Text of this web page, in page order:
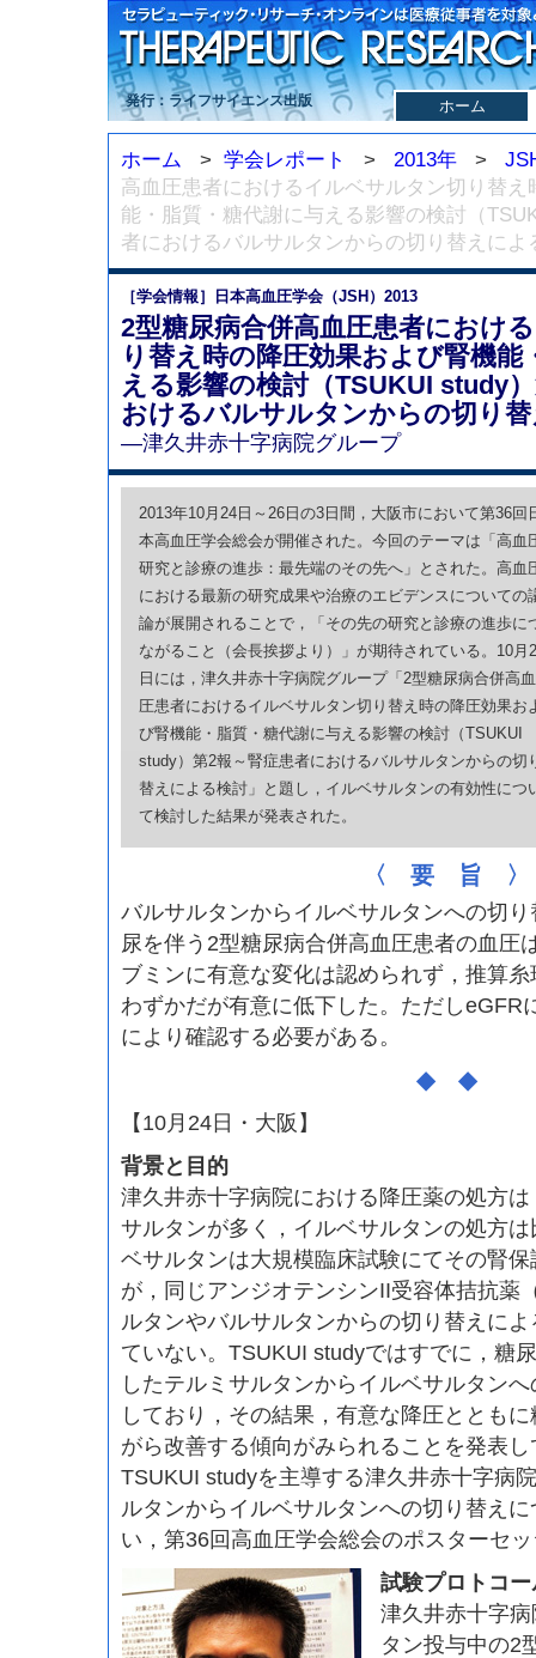
発行：ライフサイエンス出版 ホーム
ホーム > 学会レポート > 2013年 >
高血圧患者におけるイルベサルタン切り替
能・脂質・糖代謝に与える影響の検討（
者におけるバルサルタンからの切り替えによ
［学会情報］日本高血圧学会（JSH）2013
2型糖尿病合併高血圧患者におけ
り替え時の降圧効果および腎機能
える影響の検討（TSUKUI study
おけるバルサルタンからの切り
—津久井赤十字病院グループ
2013年10月24日～26日の3日間，大阪市において第36回
本高血圧学会総会が開催された。今回のテーマは「高血
研究と診療の進歩：最先端のその先へ」とされた。高血
における最新の研究成果や治療のエビデンスについての
論が展開されることで，「その先の研究と診療の進歩に
ながること（会長挨拶より）」が期待されている。10月
日には，津久井赤十字病院グループ「2型糖尿病合併高血
圧患者におけるイルベサルタン切り替え時の降圧効果お
び腎機能・脂質・糖代謝に与える影響の検討（TSUKUI
study）第2報～腎症患者におけるバルサルタンからの切
替えによる検討」と題し，イルベサルタンの有効性につ
て検討した結果が発表された。
〈 要 旨 〉
バルサルタンからイルベサルタンへの切
尿を伴う2型糖尿病合併高血圧患者の血圧
ブミンに有意な変化は認められず，推算
わずかだが有意に低下した。ただしeGFR
により確認する必要がある。
◆ ◆
【10月24日・大阪】
背景と目的
津久井赤十字病院における降圧薬の処方
サルタンが多く，イルベサルタンの処方
ベサルタンは大規模臨床試験にてその腎
が，同じアンジオテンシンII受容体拮抗薬
ルタンやバルサルタンからの切り替えに
ていない。TSUKUI studyではすでに，糖
したテルミサルタンからイルベサルタン
しており，その結果，有意な降圧ととも
がら改善する傾向がみられることを発表
TSUKUI studyを主導する津久井赤十字病
ルタンからイルベサルタンへの切り替え
い，第36回高血圧学会総会のポスターセ
試験プロトコー
津久井赤十字
タン投与中の2